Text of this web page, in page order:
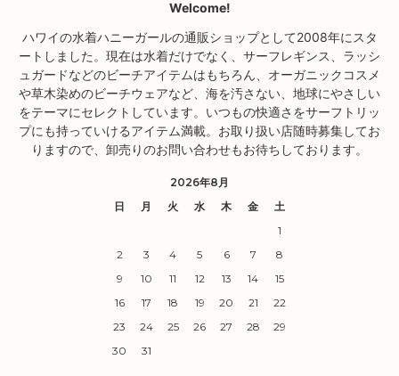
Welcome!
ハワイの水着ハニーガールの通販ショップとして2008年にスタ
ートしました。現在は水着だけでなく、サーフレギンス、ラッシ
ュガードなどのビーチアイテムはもちろん、オーガニックコスメ
や草木染めのビーチウェアなど、海を汚さない、地球にやさしい
をテーマにセレクトしています。いつもの快適さをサーフトリッ
プにも持っていけるアイテム満載。お取り扱い店随時募集してお
りますので、卸売りのお問い合わせもお待ちしております。
2026年8月
日
月 火 水 木 金
土
1
2
3 4 5 6 7
8
9
10 11 12 13 14
15
16
17 18 19 20 21
22
23
24 25 26 27 28
29
30
31